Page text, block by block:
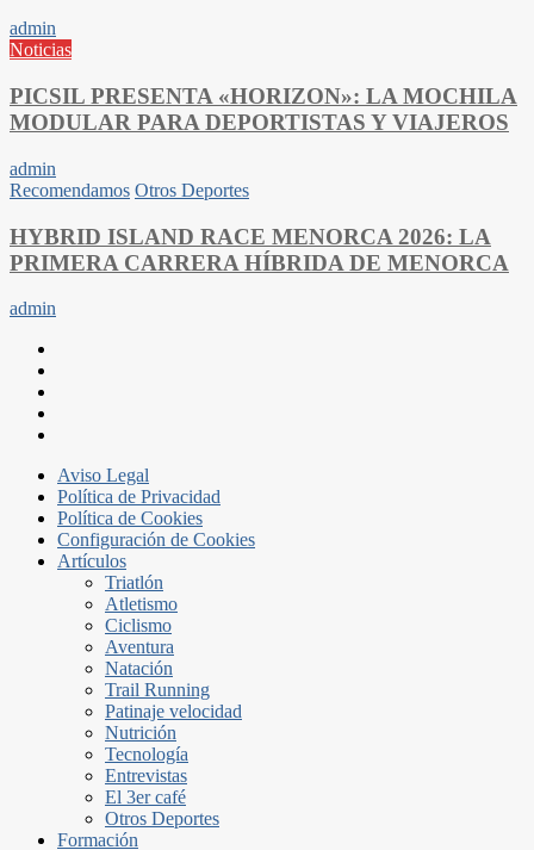
admin
Noticias
PICSIL PRESENTA «HORIZON»: LA MOCHILA
MODULAR PARA DEPORTISTAS Y VIAJEROS
admin
Recomendamos Otros Deportes
HYBRID ISLAND RACE MENORCA 2026: LA
PRIMERA CARRERA HÍBRIDA DE MENORCA
admin
Aviso Legal
Política de Privacidad
Política de Cookies
Configuración de Cookies
Artículos
Triatlón
Atletismo
Ciclismo
Aventura
Natación
Trail Running
Patinaje velocidad
Nutrición
Tecnología
Entrevistas
El 3er café
Otros Deportes
Formación